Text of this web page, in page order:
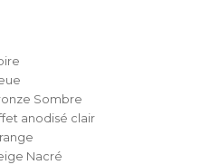
Sombre
anodisé clair
Nacré